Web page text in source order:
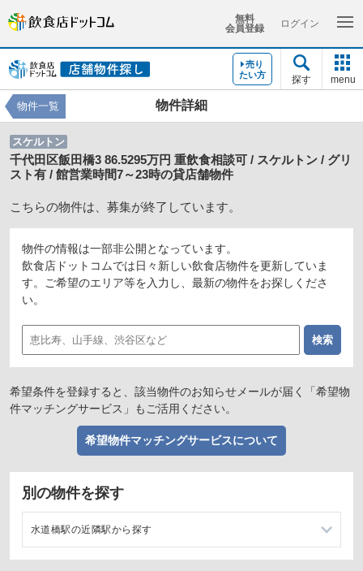
無料
会員登録
ログイン
売り
たい方
探す menu
物件詳細
物件一覧
スケルトン
千代田区飯田橋3 86.5295万円 重飲食相談可 / スケルトン / グリ
スト有 / 館営業時間7～23時の貸店舗物件
こちらの物件は、募集が終了しています。
物件の情報は一部非公開となっています。
飲食店ドットコムでは日々新しい飲食店物件を更新していま
す。ご希望のエリア等を入力し、最新の物件をお探しくださ
い。
希望条件を登録すると、該当物件のお知らせメールが届く「希望物
件マッチングサービス」もご活用ください。
希望物件マッチングサービスについて
別の物件を探す
水道橋駅の近隣駅から探す